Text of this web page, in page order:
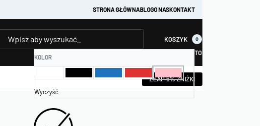
STRONA GŁÓWNABLOGO NASKONTAKT
KOSZYK 0
KONTO
ZŁAP 5% ZNIŻKI
KOLOR
Wyczyść